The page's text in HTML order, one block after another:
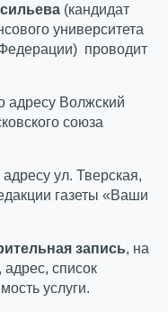
(кандидат
университета
проводит
адресу Волжский
союза
ул. Тверская,
газеты «Ваши
запись, на
адрес, список
услуги.